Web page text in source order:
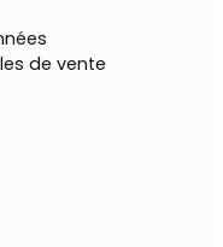
de vente